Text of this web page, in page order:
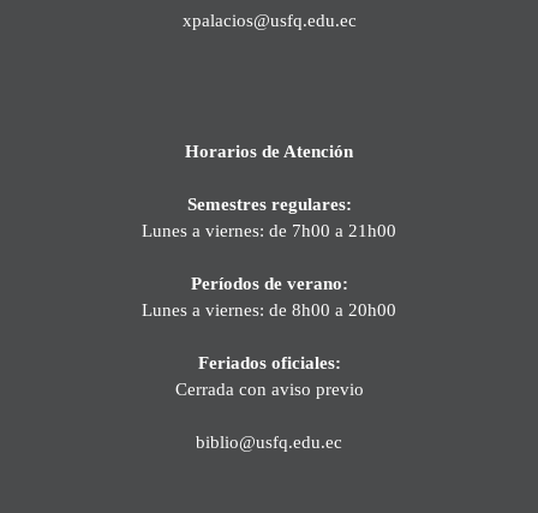
xpalacios@usfq.edu.ec
Horarios de Atención
Semestres regulares:
Lunes a viernes: de 7h00 a 21h00
Períodos de verano:
Lunes a viernes: de 8h00 a 20h00
Feriados oficiales:
Cerrada con aviso previo
biblio@usfq.edu.ec